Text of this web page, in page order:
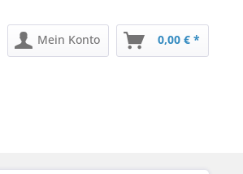
Mein Konto 0,00 € *